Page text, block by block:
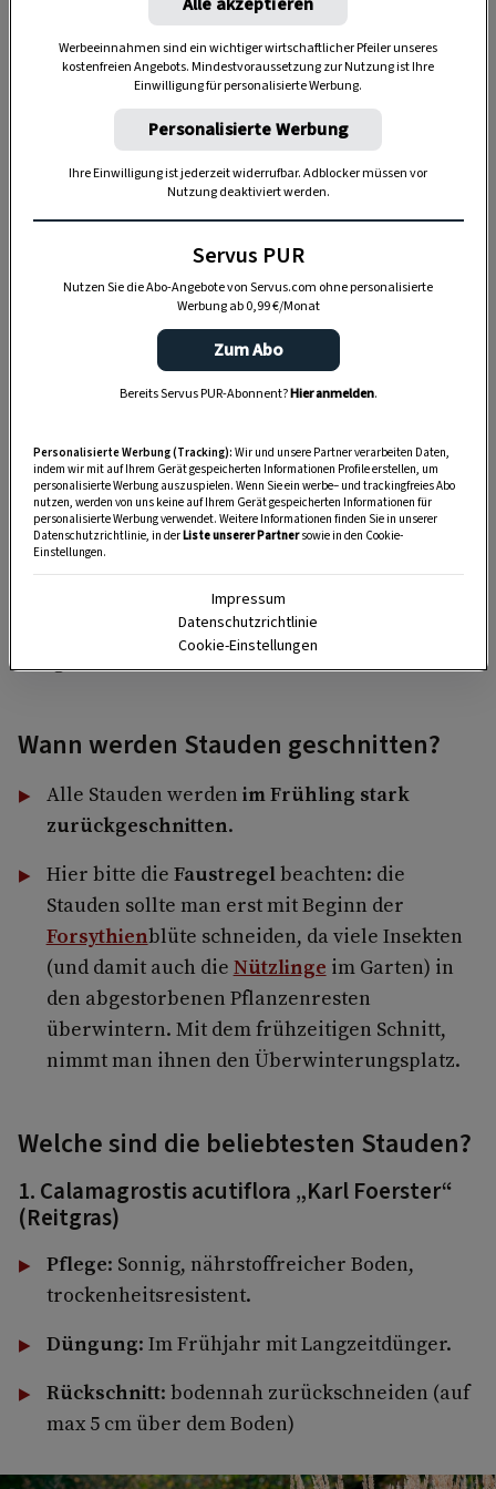
sonnige Standorte. Es gibt Sorten für fast jede
Gartensituation.
Wie pflanzt man Stauden?
Boden auflockern:Zunächst wird die Erde
gründlich aufgelockert, von Unkraut befreit
und bei Bedarf mit Kompost oder Dünger
angereichert. Harald Gschaider vonMakita
hat dafür das richtige Werkzeug
mitgebracht. DerBodenkultivator
Erde vor dem Pflanzen ganz einfach
Staude einsetzen:Ein Pflanzloch wird
ausgehoben, die Staude hineingesetzt und das
Loch anschließend mit Erde aufgefüllt.
Angießen und pflegen:Die Erde wird leicht
angedrückt, die Pflanze gut angegossen und
in den ersten Wochen gleichmäßig feucht
Wann werden Stauden geschnitten?
Alle Stauden werden im Frühling stark
zurückgeschnitten.
Hier bitte die Faustregelbeachten: die
Stauden sollte man erst mit Beginn der
Forsythienblüte schneiden, da viele Insekten
(und damit auch die Nützlinge im Garten) in
den abgestorbenen Pflanzenresten
überwintern. Mit dem frühzeitigen Schnitt,
nimmt man ihnen den Überwinterungsplatz.
Welche sind die beliebtesten Stauden?
1. Calamagrostis acutiflora „Karl Foerster“
(Reitgras)
Pflege: Sonnig, nährstoffreicher Boden,
trockenheitsresistent.
Düngung: Im Frühjahr mit Langzeitdünger.
Rückschnitt: bodennah zurückschneiden (auf
max 5 cm über dem Boden)
Werbeeinnahmen sind ein wichtiger wirtschaftlicher Pfeiler unseres
kostenfreien Angebots. Mindestvoraussetzung zur Nutzung ist Ihre
Einwilligung für personalisierte Werbung.
Personalisierte Werbung
Ihre Einwilligung ist jederzeit widerrufbar. Adblocker müssen vor
Nutzung deaktiviert werden.
Servus PUR
Nutzen Sie die Abo-Angebote von Servus.com ohne personalisierte
Werbung ab 0,99 €/Monat
Zum Abo
Bereits Servus PUR-Abonnent?Hier anmelden.
Personalisierte Werbung (Tracking): Wir und unsere Partner verarbeiten Daten,
indem wir mit auf Ihrem Gerät gespeicherten Informationen Profile erstellen, um
personalisierte Werbung auszuspielen. Wenn Sie ein werbe– und trackingfreies Abo
nutzen, werden von uns keine auf Ihrem Gerät gespeicherten Informationen für
personalisierte Werbung verwendet. Weitere Informationen finden Sie in unserer
Datenschutzrichtlinie, in derListe unserer Partnersowie in den Cookie-
Einstellungen.
Impressum
Datenschutzrichtlinie
Cookie-Einstellungen